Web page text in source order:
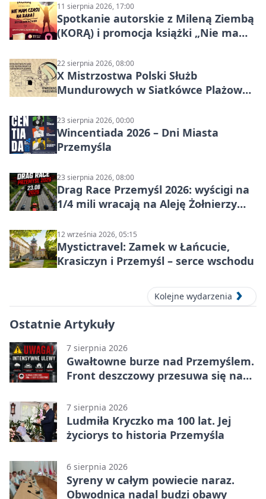
11 sierpnia 2026, 17:00
Spotkanie autorskie z Mileną Ziembą
(KORĄ) i promocja książki „Nie mam
22 sierpnia 2026, 08:00
X Mistrzostwa Polski Służb
Mundurowych w Siatkówce Plażowej
23 sierpnia 2026, 00:00
Wincentiada 2026 – Dni Miasta
Przemyśla
23 sierpnia 2026, 08:00
Drag Race Przemyśl 2026: wyścigi na
1/4 mili wracają na Aleję Żołnierzy
12 września 2026, 05:15
Mystictravel: Zamek w Łańcucie,
Krasiczyn i Przemyśl – serce wschodu
Kolejne wydarzenia
Ostatnie Artykuły
7 sierpnia 2026
Gwałtowne burze nad Przemyślem.
Front deszczowy przesuwa się na
7 sierpnia 2026
Ludmiła Kryczko ma 100 lat. Jej
życiorys to historia Przemyśla
6 sierpnia 2026
Syreny w całym powiecie naraz.
Obwodnica nadal budzi obawy